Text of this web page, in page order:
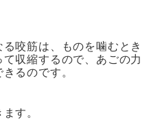
咬筋は、ものを噛むとき
収縮するので、あごの力
るのです。
す。